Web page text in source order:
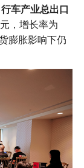
车产业总出口
，增长率为
膨胀影响下仍